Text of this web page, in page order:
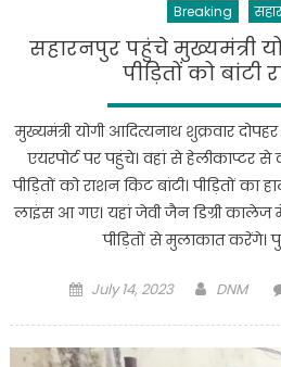
Breaking
सहारनपुर पहुंचे मुख्यमंत्री
पीड़ितों को बांटी
मुख्यमंत्री योगी आदित्यनाथ शुक्रवार
एयरपोर्ट पर पहुंचे। वहां से हेलीकाप्टर
पीड़ितों को राशन किट बांटी। पीड़ितों
लाइंस आ गए। यहां जेवी जैन डिग्री कालेज
पीड़ितों से मुलाकात करेंगे।
Posted
July 14, 2023 Author
DNM